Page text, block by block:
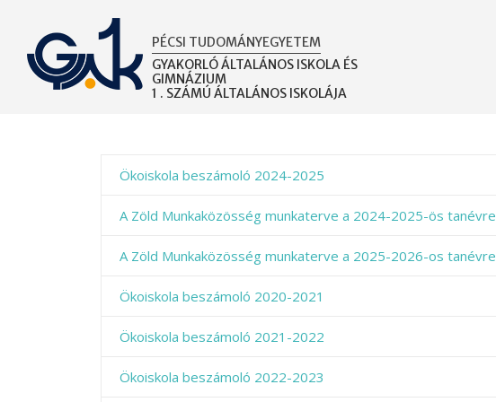
tartalomra
PÉCSI TUDOMÁNYEGYETEM
GYAKORLÓ ÁLTALÁNOS ISKOLA ÉS
GIMNÁZIUM
1 . SZÁMÚ ÁLTALÁNOS ISKOLÁJA
Ökoiskola beszámoló 2024-2025
A Zöld Munkaközösség munkaterve a 2024-2025-ös tanévre
A Zöld Munkaközösség munkaterve a 2025-2026-os tanévre
Ökoiskola beszámoló 2020-2021
Ökoiskola beszámoló 2021-2022
Ökoiskola beszámoló 2022-2023